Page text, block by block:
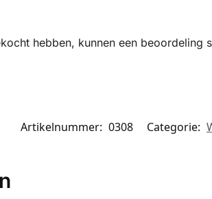
hebben, kunnen een beoordeling
Artikelnummer: 0308 Categorie: